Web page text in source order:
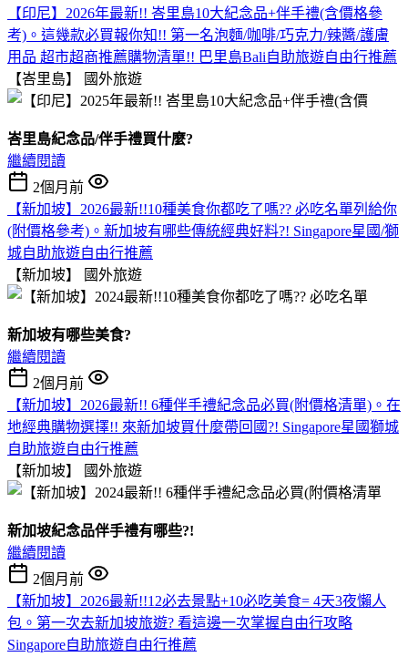
【印尼】2026年最新!! 峇里島10大紀念品+伴手禮(含價格參
考)。這幾款必買報你知!! 第一名泡麵/咖啡/巧克力/辣醬/護膚
用品 超市超商推薦購物清單!! 巴里島Bali自助旅遊自由行推薦
【峇里島】
國外旅遊
峇里島紀念品/伴手禮買什麼?
繼續閱讀
2個月前
【新加坡】2026最新!!10種美食你都吃了嗎?? 必吃名單列給你
(附價格參考)。新加坡有哪些傳統經典好料?! Singapore星國/獅
城自助旅遊自由行推薦
【新加坡】
國外旅遊
新加坡有哪些美食?
繼續閱讀
2個月前
【新加坡】2026最新!! 6種伴手禮紀念品必買(附價格清單)。在
地經典購物選擇!! 來新加坡買什麼帶回國?! Singapore星國獅城
自助旅遊自由行推薦
【新加坡】
國外旅遊
新加坡紀念品伴手禮有哪些?!
繼續閱讀
2個月前
【新加坡】2026最新!!12必去景點+10必吃美食= 4天3夜懶人
包。第一次去新加坡旅遊? 看這邊一次掌握自由行攻略
Singapore自助旅遊自由行推薦